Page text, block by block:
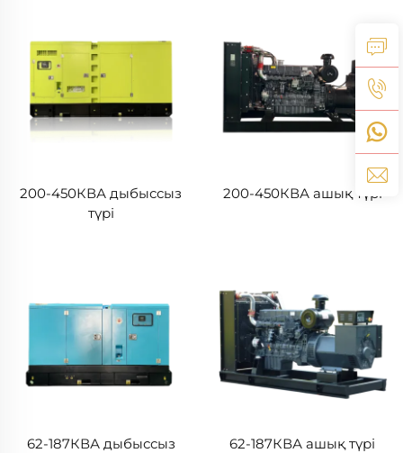
200-450КВА дыбыссыз
түрі
200-450КВА ашық түрі
62-187КВА дыбыссыз
62-187КВА ашық түрі